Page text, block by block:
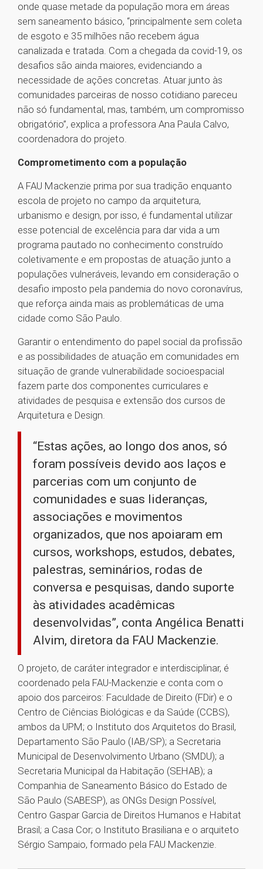
onde quase metade da população mora em áreas
sem saneamento básico, “principalmente sem coleta
de esgoto e 35 milhões não recebem água
canalizada e tratada. Com a chegada da covid-19, os
desafios são ainda maiores, evidenciando a
necessidade de ações concretas. Atuar junto às
comunidades parceiras de nosso cotidiano pareceu
não só fundamental, mas, também, um compromisso
obrigatório”, explica a professora Ana Paula Calvo,
coordenadora do projeto.
Comprometimento com a população
A FAU Mackenzie prima por sua tradição enquanto
escola de projeto no campo da arquitetura,
urbanismo e design, por isso, é fundamental utilizar
esse potencial de excelência para dar vida a um
programa pautado no conhecimento construído
coletivamente e em propostas de atuação junto a
populações vulneráveis, levando em consideração o
desafio imposto pela pandemia do novo coronavírus,
que reforça ainda mais as problemáticas de uma
cidade como São Paulo.
Garantir o entendimento do papel social da profissão
e as possibilidades de atuação em comunidades em
situação de grande vulnerabilidade socioespacial
fazem parte dos componentes curriculares e
atividades de pesquisa e extensão dos cursos de
Arquitetura e Design.
“Estas ações, ao longo dos anos, só
foram possíveis devido aos laços e
parcerias com um conjunto de
comunidades e suas lideranças,
associações e movimentos
organizados, que nos apoiaram em
cursos, workshops, estudos, debates,
palestras, seminários, rodas de
conversa e pesquisas, dando suporte
às atividades acadêmicas
desenvolvidas”, conta Angélica Benatti
Alvim, diretora da FAU Mackenzie.
O projeto, de caráter integrador e interdisciplinar, é
coordenado pela FAU-Mackenzie e conta com o
apoio dos parceiros: Faculdade de Direito (FDir) e o
Centro de Ciências Biológicas e da Saúde (CCBS),
ambos da UPM; o Instituto dos Arquitetos do Brasil,
Departamento São Paulo (IAB/SP); a Secretaria
Municipal de Desenvolvimento Urbano (SMDU); a
Secretaria Municipal da Habitação (SEHAB); a
Companhia de Saneamento Básico do Estado de
São Paulo (SABESP), as ONGs Design Possível,
Centro Gaspar Garcia de Direitos Humanos e Habitat
Brasil; a Casa Cor; o Instituto Brasiliana e o arquiteto
Sérgio Sampaio, formado pela FAU Mackenzie.
1